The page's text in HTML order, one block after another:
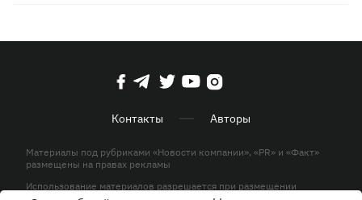
Контакты Авторы
Материалы под рубриками «Новости компании», «PR» и «Факт»
размещены на правах рекламы
Использование материалов разрешается при размещении